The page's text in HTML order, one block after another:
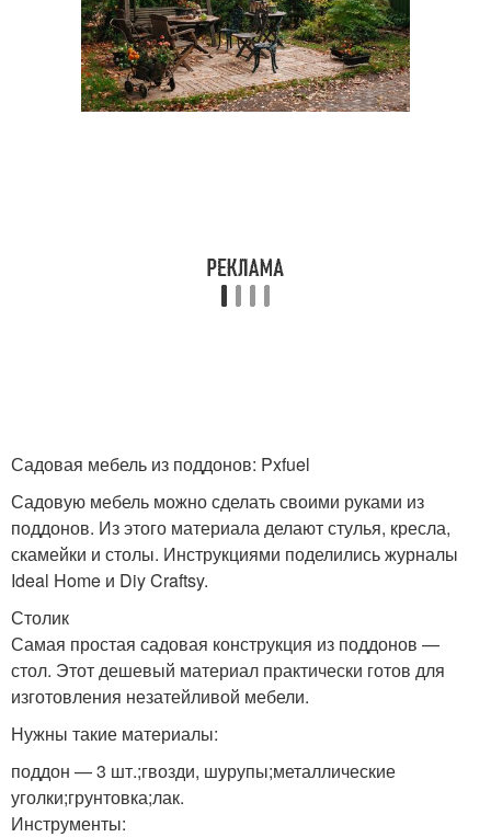
Садовая мебель из поддонов: Pxfuel
Садовую мебель можно сделать своими руками из
поддонов. Из этого материала делают стулья, кресла,
скамейки и столы. Инструкциями поделились журналы
Ideal Home и Diy Craftsy.
Столик
Самая простая садовая конструкция из поддонов —
стол. Этот дешевый материал практически готов для
изготовления незатейливой мебели.
Нужны такие материалы:
поддон — 3 шт.;гвозди, шурупы;металлические
уголки;грунтовка;лак.
Инструменты: